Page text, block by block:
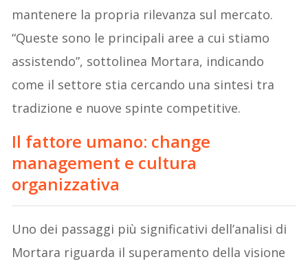
mantenere la propria rilevanza sul mercato.
“Queste sono le principali aree a cui stiamo
assistendo”, sottolinea Mortara, indicando
come il settore stia cercando una sintesi tra
tradizione e nuove spinte competitive.
Il fattore umano: change
management e cultura
organizzativa
Uno dei passaggi più significativi dell’analisi di
Mortara riguarda il superamento della visione